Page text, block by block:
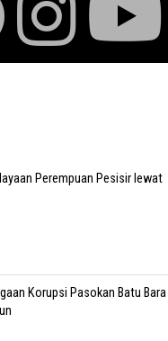
Perempuan Pesisir lewat
Korupsi Pasokan Batu Bara